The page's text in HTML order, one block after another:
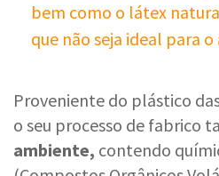
bem como o látex
que não seja ideal para
Proveniente do plástico
o seu processo de fabrico
ambiente, contendo